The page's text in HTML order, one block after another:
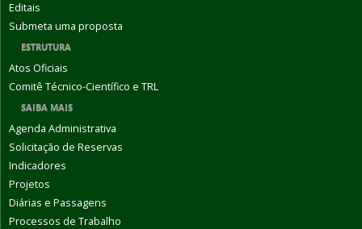
Editais
Submeta uma proposta
ESTRUTURA
Atos Oficiais
Comitê Técnico-Científico e TRL
SAIBA MAIS
Agenda Administrativa
Solicitação de Reservas
Indicadores
Projetos
Diárias e Passagens
Processos de Trabalho